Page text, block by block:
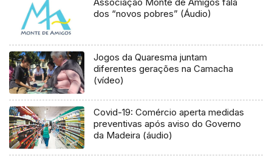
Associação Monte de Amigos fala
dos “novos pobres” (Áudio)
Jogos da Quaresma juntam
diferentes gerações na Camacha
(vídeo)
Covid-19: Comércio aperta medidas
preventivas após aviso do Governo
da Madeira (áudio)